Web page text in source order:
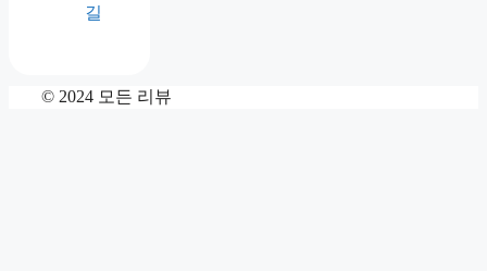
길
© 2024 모든 리뷰